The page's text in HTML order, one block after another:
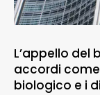
L’appello del
accordi
biologico e i